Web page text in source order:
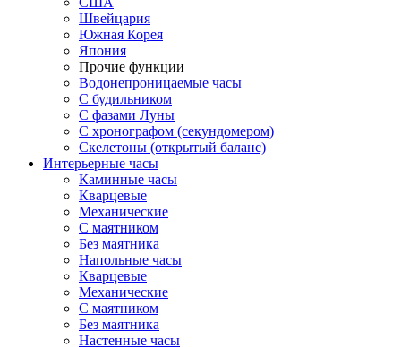
Швейцария
Южная Корея
Япония
Прочие функции
Водонепроницаемые часы
С будильником
С фазами Луны
С хронографом (секундомером)
Скелетоны (открытый баланс)
Интерьерные часы
Каминные часы
Кварцевые
Механические
С маятником
Без маятника
Напольные часы
Кварцевые
Механические
С маятником
Без маятника
Настенные часы